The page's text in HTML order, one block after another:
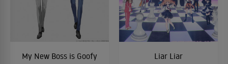
My New Boss is Goofy Liar Liar